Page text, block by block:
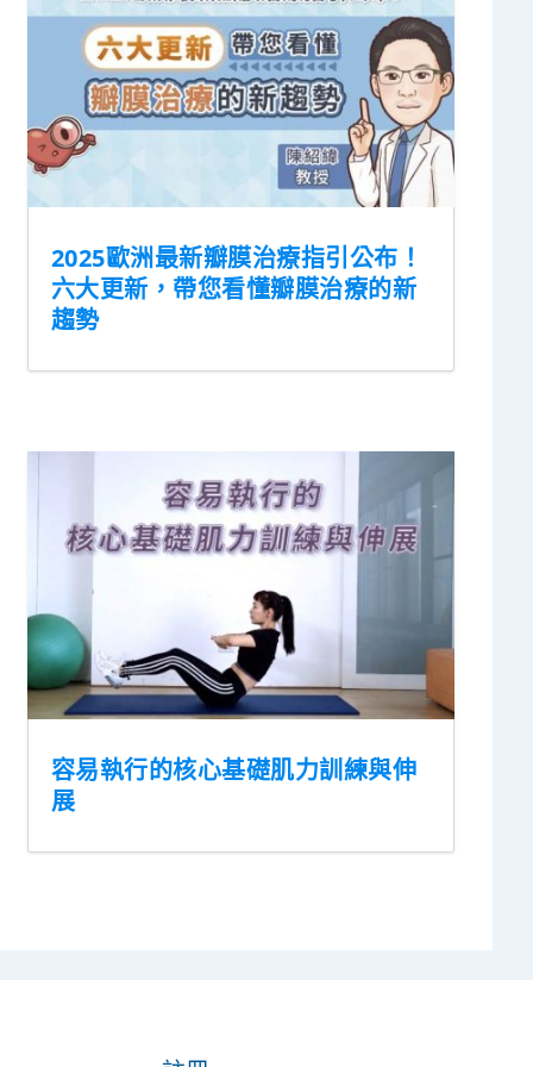
2025歐洲最新瓣膜治療指引公布！
六大更新，帶您看懂瓣膜治療的新
趨勢
容易執行的核心基礎肌力訓練與伸
展